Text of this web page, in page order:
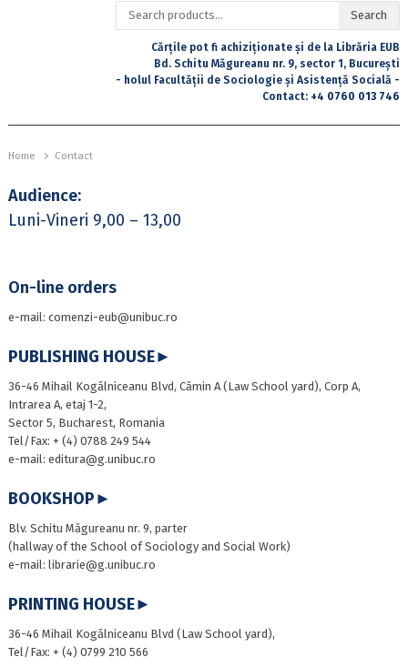
Search
for:
Search
Cărțile pot fi achiziționate și de la Librăria EUB
Bd. Schitu Măgureanu nr. 9, sector 1, București
- holul Facultății de Sociologie și Asistență Socială -
Contact: +4 0760 013 746
Home Contact
Audience:
Luni-Vineri 9,00 – 13,00
On-line orders
e-mail: comenzi-eub@unibuc.ro
PUBLISHING HOUSE►
36-46 Mihail Kogălniceanu Blvd, Cămin A (Law School yard), Corp A,
Intrarea A, etaj 1-2,
Sector 5, Bucharest, Romania
Tel/Fax: + (4) 0788 249 544
e-mail: editura@g.unibuc.ro
BOOKSHOP►
Blv. Schitu Măgureanu nr. 9, parter
(hallway of the School of Sociology and Social Work)
e-mail: librarie@g.unibuc.ro
PRINTING HOUSE►
36-46 Mihail Kogălniceanu Blvd (Law School yard),
Tel/Fax: + (4) 0799 210 566